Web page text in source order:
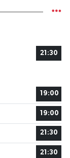
21:30
19:00
19:00
21:30
21:30